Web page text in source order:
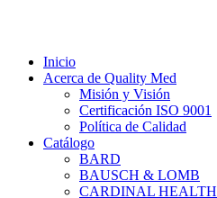
Inicio
Acerca de Quality Med
Misión y Visión
Certificación ISO 9001
Política de Calidad
Catálogo
BARD
BAUSCH & LOMB
CARDINAL HEALTH